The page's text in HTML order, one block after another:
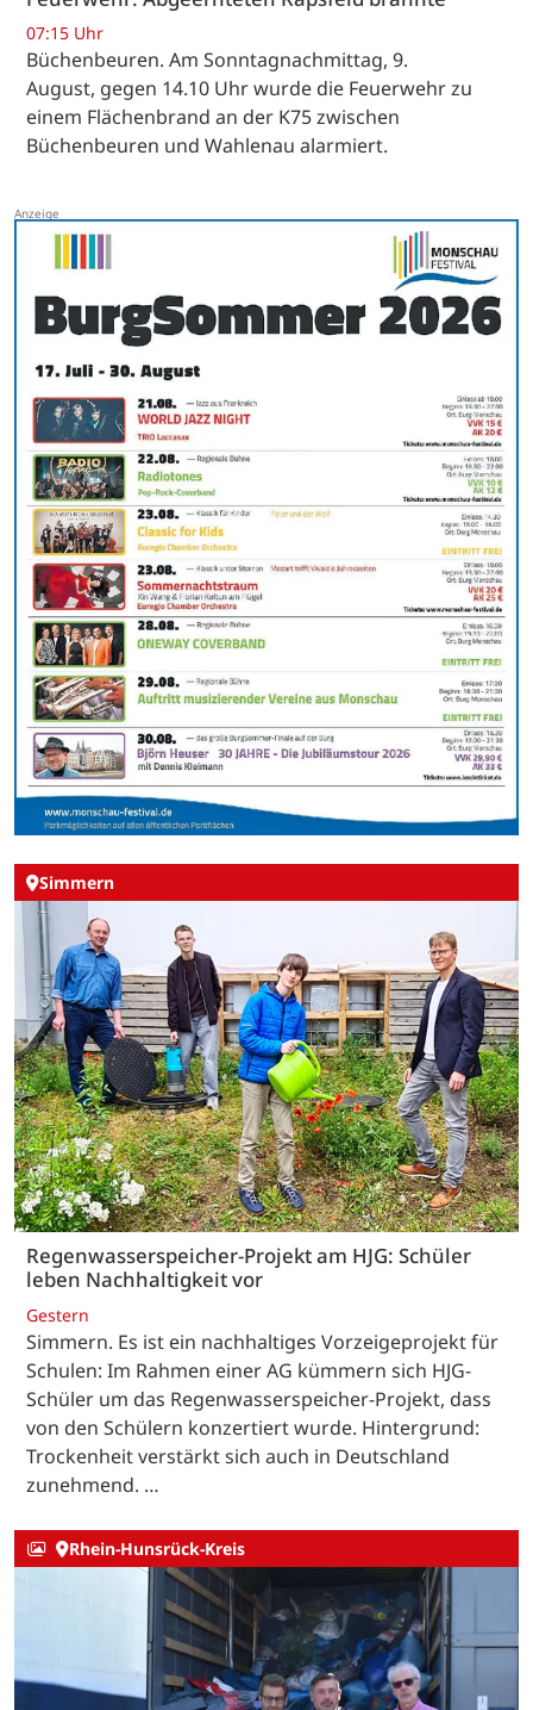
07:15 Uhr
Büchenbeuren. Am Sonntagnachmittag, 9.
August, gegen 14.10 Uhr wurde die Feuerwehr zu
einem Flächenbrand an der K75 zwischen
Büchenbeuren und Wahlenau alarmiert.
Simmern
Regenwasserspeicher-Projekt am HJG: Schüler
leben Nachhaltigkeit vor
Gestern
Simmern. Es ist ein nachhaltiges Vorzeigeprojekt für
Schulen: Im Rahmen einer AG kümmern sich HJG-
Schüler um das Regenwasserspeicher-Projekt, dass
von den Schülern konzertiert wurde. Hintergrund:
Trockenheit verstärkt sich auch in Deutschland
zunehmend. …
Rhein-Hunsrück-Kreis